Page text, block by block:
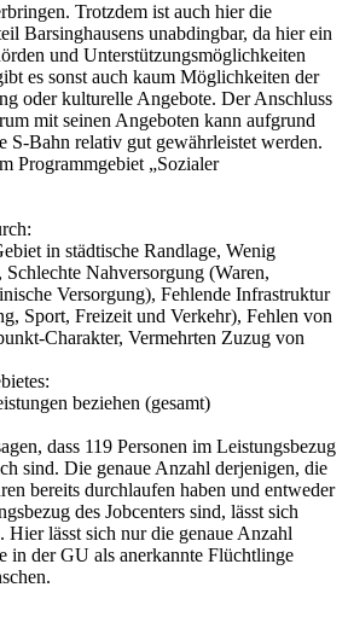
Trotzdem ist auch hier die
Barsinghausens unabdingbar, da hier ein
und Unterstützungsmöglichkeiten
es sonst auch kaum Möglichkeiten der
oder kulturelle Angebote. Der Anschluss
mit seinen Angeboten kann aufgrund
S-Bahn relativ gut gewährleistet werden.
Programmgebiet „Sozialer
in städtische Randlage, Wenig
Nahversorgung (Waren,
Versorgung), Fehlende Infrastruktur
Sport, Freizeit und Verkehr), Fehlen von
Charakter, Vermehrten Zuzug von
beziehen (gesamt)
dass 119 Personen im Leistungsbezug
sind. Die genaue Anzahl derjenigen, die
bereits durchlaufen haben und entweder
des Jobcenters sind, lässt sich
Hier lässt sich nur die genaue Anzahl
in der GU als anerkannte Flüchtlinge